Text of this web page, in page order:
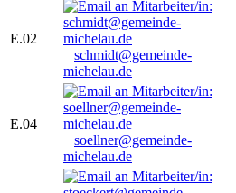
E.02
schmidt@gemeinde-
michelau.de
E.04
soellner@gemeinde-
michelau.de